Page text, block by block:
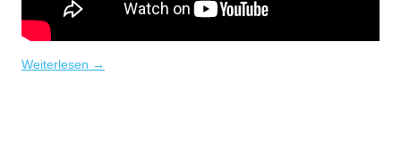
Weiterlesen →